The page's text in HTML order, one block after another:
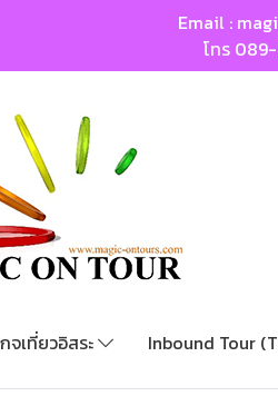
Email :
โทร 089-
จเที่ยวอิสระ Inbound Tour